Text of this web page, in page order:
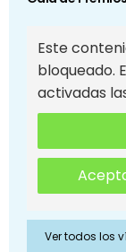
Este
bloqueado.
activadas
Ver todos los